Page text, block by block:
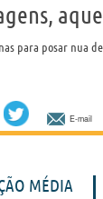
para posar nua
E-mail
MÉDIA